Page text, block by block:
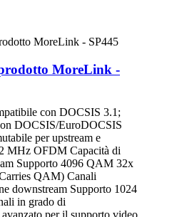
MoreLink -
con DOCSIS 3.1;
DOCSIS/EuroDOCSIS
per upstream e
MHz OFDM Capacità di
Supporto 4096 QAM 32x
QAM) Canali
downstream Supporto 1024
in grado di